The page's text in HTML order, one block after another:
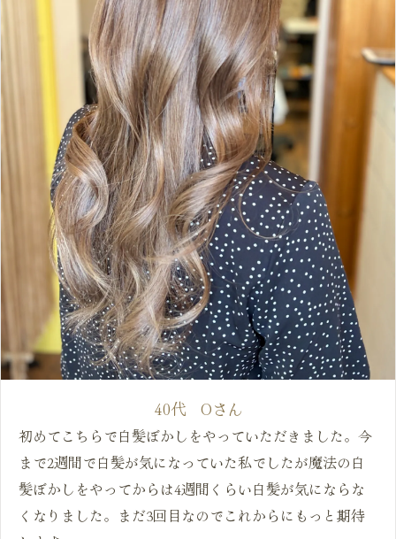
40代 Oさん
初めてこちらで白髪ぼかしをやっていただきました。今
まで2週間で白髪が気になっていた私でしたが魔法の白
髪ぼかしをやってからは4週間くらい白髪が気にならな
くなりました。まだ3回目なのでこれからにもっと期待